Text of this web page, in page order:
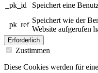
_pk_id Speichert eine
_pk_ref
Speichert wie der
Website aufgerufen
Erforderlich
Zustimmen
Diese Cookies werden für